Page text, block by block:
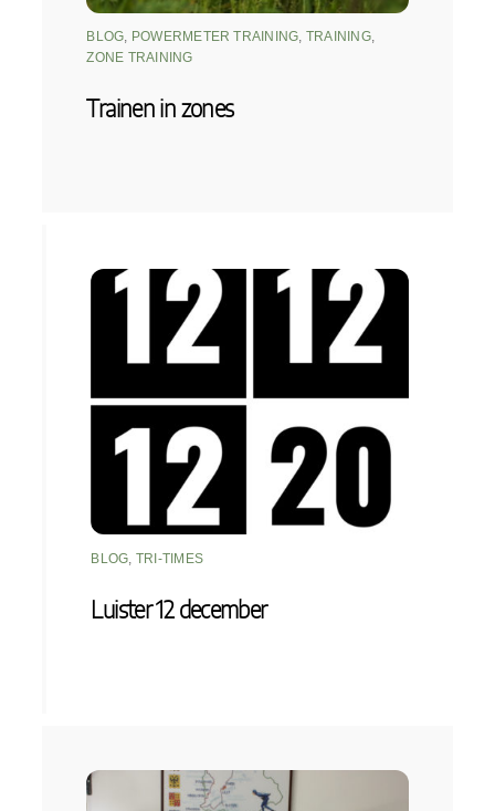
BLOG, POWERMETER TRAINING, TRAINING,
ZONE TRAINING
Trainen in zones
BLOG, TRI-TIMES
Luister 12 december